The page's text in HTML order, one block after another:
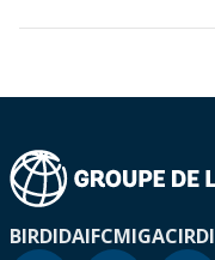
BIRDIDAIFCMIGACIRDI